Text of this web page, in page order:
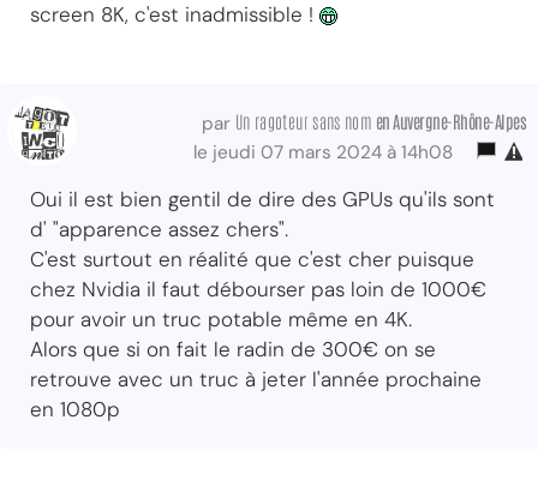
screen 8K, c'est inadmissible !
par Un ragoteur sans nom en Auvergne-Rhône-Alpes
le jeudi 07 mars 2024 à 14h08
Oui il est bien gentil de dire des GPUs qu'ils sont
d' "apparence assez chers".
C'est surtout en réalité que c'est cher puisque
chez Nvidia il faut débourser pas loin de 1000€
pour avoir un truc potable même en 4K.
Alors que si on fait le radin de 300€ on se
retrouve avec un truc à jeter l'année prochaine
en 1080p